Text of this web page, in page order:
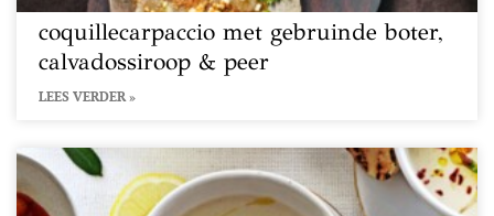
coquillecarpaccio met gebruinde boter,
calvadossiroop & peer
LEES VERDER »